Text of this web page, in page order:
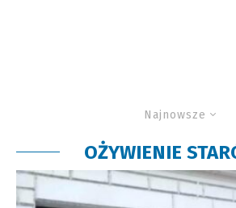
Najnowsze
OŻYWIENIE